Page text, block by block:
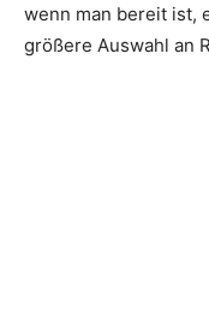
wenn man bereit ist,
größere Auswahl an